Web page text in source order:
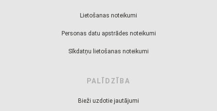
Lietošanas noteikumi
Personas datu apstrādes noteikumi
Sīkdatņu lietošanas noteikumi
PALĪDZĪBA
Bieži uzdotie jautājumi